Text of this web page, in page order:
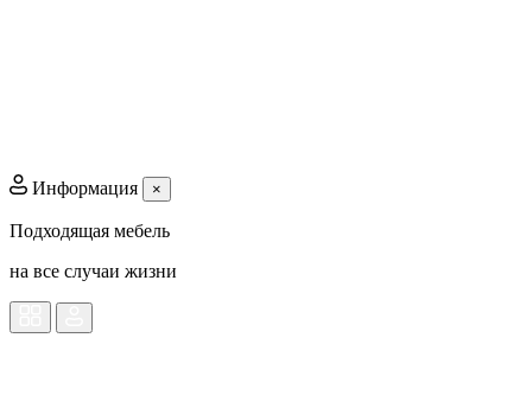
Информация ×
Подходящая мебель
на все случаи жизни